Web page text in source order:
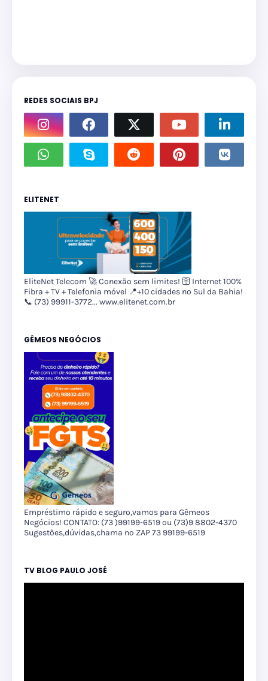
REDES SOCIAIS BPJ
ELITENET
EliteNet Telecom 🚀 Conexão sem limites! 🛜 Internet 100%
Fibra + TV + Telefonia móvel 📍+10 cidades no Sul da Bahia!
📞 (73) 99911-3772... www.elitenet.com.br
GÊMEOS NEGÓCIOS
Empréstimo rápido e seguro,vamos para Gêmeos
Negócios! CONTATO: (73 )99199-6519 ou (73)9 8802-4370
Sugestões,dúvidas,chama no ZAP 73 99199-6519
TV BLOG PAULO JOSÉ